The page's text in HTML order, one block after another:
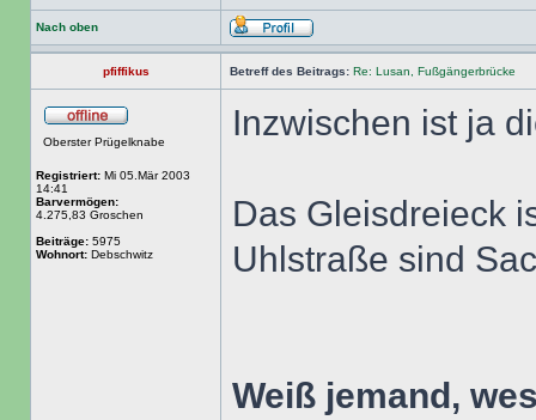
Nach oben
pfiffikus Betreff des Beitrags: Re: Lusan, Fußgängerbrücke
Oberster Prügelknabe
Registriert: Mi 05.Mär 2003
14:41
Barvermögen:
4.275,83 Groschen
Beiträge: 5975
Wohnort: Debschwitz
Inzwischen ist ja
Das Gleisdreieck
Uhlstraße sind
Weiß jemand,